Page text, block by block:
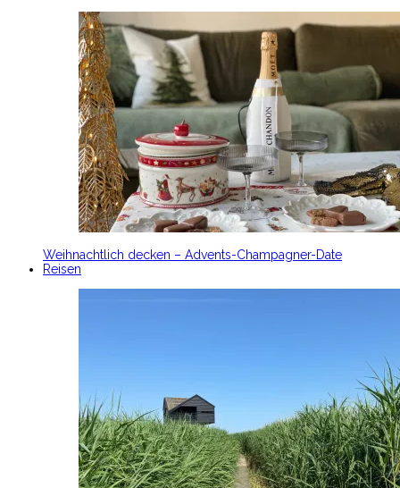
Weihnachtlich decken – Advents-Champagner-Date
Reisen